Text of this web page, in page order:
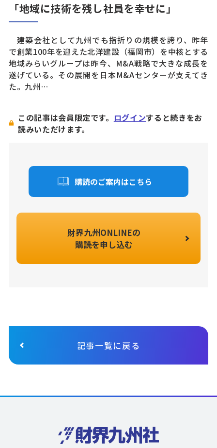
「地域に技術を残し社員を幸せに」
建築会社として九州でも指折りの規模を誇り、昨年
で創業100年を迎えた北洋建設（福岡市）を中核とする
地域みらいグループは昨今、M&A戦略で大きな成長を
遂げている。その展開を日本M&Aセンターが支えてき
た。九州…
この記事は会員限定です。 ログインすると続きをお
読みいただけます。
購読のご案内はこちら
財界九州ONLINEの
購読を申し込む
記事一覧に戻る